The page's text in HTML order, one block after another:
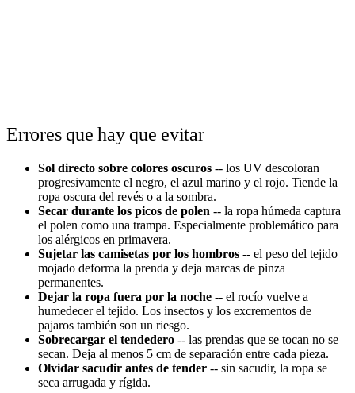
Errores que hay que evitar
Sol directo sobre colores oscuros -- los UV descoloran
progresivamente el negro, el azul marino y el rojo. Tiende la
ropa oscura del revés o a la sombra.
Secar durante los picos de polen -- la ropa húmeda captura
el polen como una trampa. Especialmente problemático para
los alérgicos en primavera.
Sujetar las camisetas por los hombros -- el peso del tejido
mojado deforma la prenda y deja marcas de pinza
permanentes.
Dejar la ropa fuera por la noche -- el rocío vuelve a
humedecer el tejido. Los insectos y los excrementos de
pajaros también son un riesgo.
Sobrecargar el tendedero -- las prendas que se tocan no se
secan. Deja al menos 5 cm de separación entre cada pieza.
Olvidar sacudir antes de tender -- sin sacudir, la ropa se
seca arrugada y rígida.